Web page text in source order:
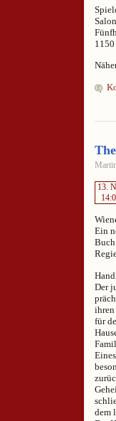
13.
Ein
Der
ihren
für
dem